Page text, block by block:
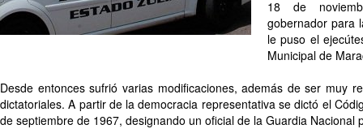
18 de
gobernador para
le puso el
Municipal de
Desde entonces sufrió varias modificaciones, además de ser muy
dictatoriales. A partir de la democracia representativa se dictó el
de septiembre de 1967, designando un oficial de la Guardia Nacional